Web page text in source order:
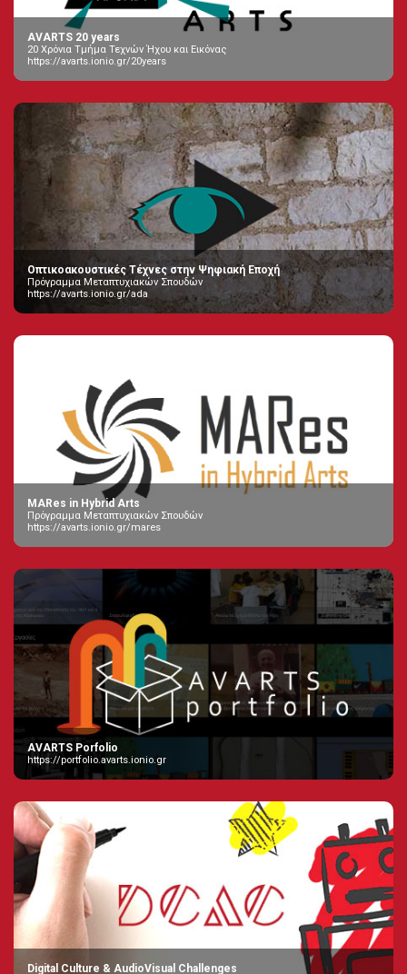
AVARTS 20 years
20 Χρόνια Τμήμα Τεχνών Ήχου και Εικόνας
https://avarts.ionio.gr/20years
Οπτικοακουστικές Τέχνες στην Ψηφιακή Εποχή
Πρόγραμμα Μεταπτυχιακών Σπουδών
https://avarts.ionio.gr/ada
MARes in Hybrid Arts
Πρόγραμμα Μεταπτυχιακών Σπουδών
https://avarts.ionio.gr/mares
AVARTS Porfolio
https://portfolio.avarts.ionio.gr
Digital Culture & AudioVisual Challenges